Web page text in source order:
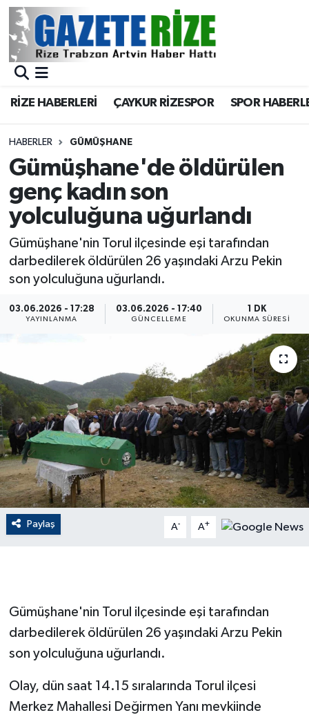
RİZE HABERLERİ ÇAYKUR RİZESPOR SPOR
HABERLER GÜMÜŞHANE
Gümüşhane'de öldürülen
genç kadın son
yolculuğuna uğurlandı
Gümüşhane'nin Torul ilçesinde eşi tarafından
darbedilerek öldürülen 26 yaşındaki Arzu Pekin
son yolculuğuna uğurlandı.
03.06.2026 - 17:28
YAYINLANMA
03.06.2026 - 17:40
GÜNCELLEME
1 DK
OKUNMA SÜRESI
Paylaş A- A+
Gümüşhane'nin Torul ilçesinde eşi tarafından
darbedilerek öldürülen 26 yaşındaki Arzu Pekin
son yolculuğuna uğurlandı.
Olay, dün saat 14.15 sıralarında Torul ilçesi
Merkez Mahallesi Değirmen Yanı mevkiinde
BÖLGEMİZ
Asayiş
Rize Jandarma Komutanlığı
Bilim Teknoloji
Advertising news
Dünya
EĞİTİM
EKONOMİ
English News
Gayrimenkul
GENEL
GÜNDEM
Merkez Nöbetçi Eczaneler
Merkez Trafik Yoğunluk Haritası
Süper Lig Puan Durumu ve Fikstür
Tüm Manşetler
Son Dakika Haberleri
Haber Arşivi